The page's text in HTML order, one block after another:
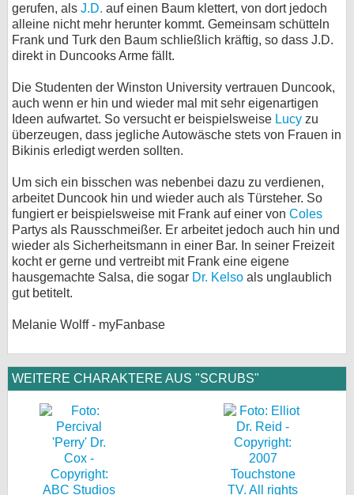
gerufen, als J.D. auf einen Baum klettert, von dort jedoch
alleine nicht mehr herunter kommt. Gemeinsam schütteln
Frank und Turk den Baum schließlich kräftig, so dass J.D.
direkt in Duncooks Arme fällt.
Die Studenten der Winston University vertrauen Duncook,
auch wenn er hin und wieder mal mit sehr eigenartigen
Ideen aufwartet. So versucht er beispielsweise Lucy zu
überzeugen, dass jegliche Autowäsche stets von Frauen in
Bikinis erledigt werden sollten.
Um sich ein bisschen was nebenbei dazu zu verdienen,
arbeitet Duncook hin und wieder auch als Türsteher. So
fungiert er beispielsweise mit Frank auf einer von Coles
Partys als Rausschmeißer. Er arbeitet jedoch auch hin und
wieder als Sicherheitsmann in einer Bar. In seiner Freizeit
kocht er gerne und vertreibt mit Frank eine eigene
hausgemachte Salsa, die sogar Dr. Kelso als unglaublich
gut betitelt.
Melanie Wolff - myFanbase
WEITERE CHARAKTERE AUS "SCRUBS"
Kontakt
Nutzungsbedingungen
Datenschutz
Cookie-Einstellungen
Desktop-Ansicht
myFanbase